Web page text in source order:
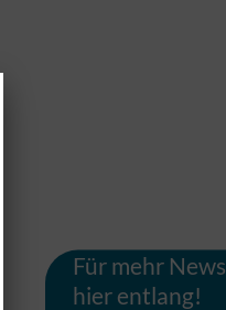
Für mehr News
hier entlang!